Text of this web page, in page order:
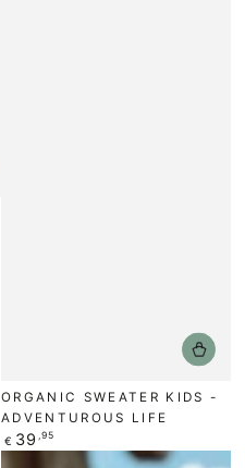
ORGANIC SWEATER KIDS -
ADVENTUROUS LIFE
Regulärer
€ 39 ,95